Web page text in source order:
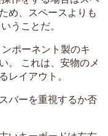
め、スペースよりも
うことだ。
ポーネント製のキ
。 これは、安物のメ
レイアウト。
バーを重視するか否